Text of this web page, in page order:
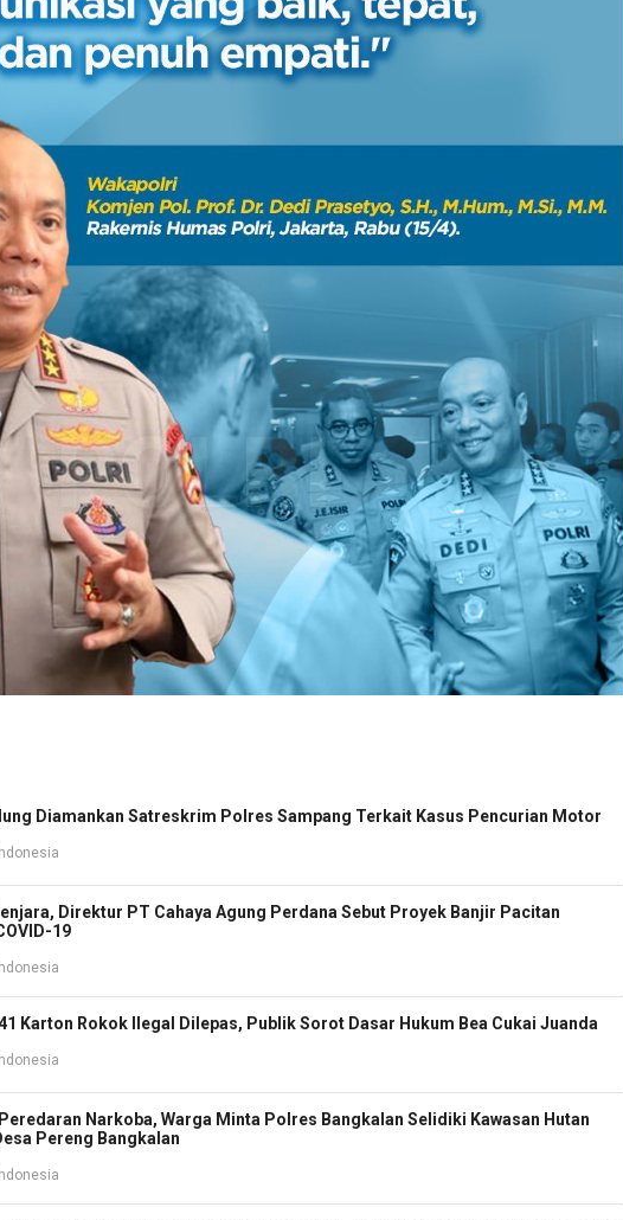
Diamankan Satreskrim Polres Sampang Terkait Kasus Pencurian Motor
Direktur PT Cahaya Agung Perdana Sebut Proyek Banjir Pacitan
19
Karton Rokok Ilegal Dilepas, Publik Sorot Dasar Hukum Bea Cukai Juanda
Narkoba, Warga Minta Polres Bangkalan Selidiki Kawasan Hutan
Pereng Bangkalan